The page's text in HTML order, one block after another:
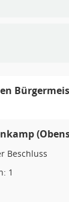
Beschluss
1